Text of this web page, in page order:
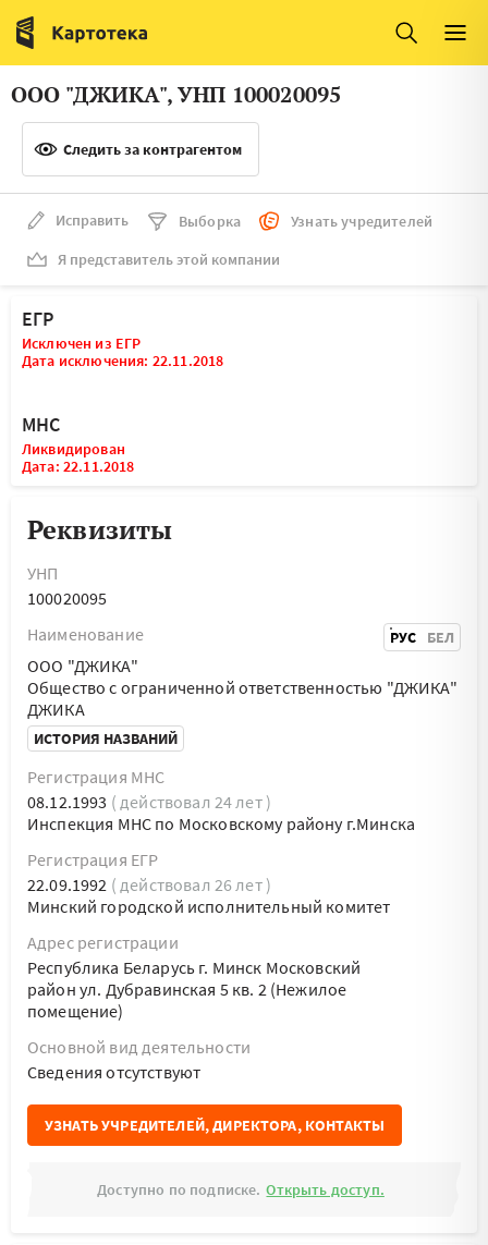
Италия
Люксембург
Литва
Нидерланды
ООО "ДЖИКА", УНП 100020095
Следить за контрагентом
Исправить Выборка
Узнать учредителей
Я представитель этой компании
ЕГР
Исключен из ЕГР
Дата исключения: 22.11.2018
МНС
Ликвидирован
Дата: 22.11.2018
Реквизиты
УНП
100020095
Наименование
РУС БЕЛ
ООО "ДЖИКА"
Общество с ограниченной ответственностью "ДЖИКА"
ДЖИКА
ИСТОРИЯ НАЗВАНИЙ
Регистрация МНС
08.12.1993 ( действовал 24 лет )
Инспекция МНС по Московскому району г.Минска
Регистрация ЕГР
22.09.1992 ( действовал 26 лет )
Минский городской исполнительный комитет
Адрес регистрации
Республика Беларусь г. Минск Московский
район ул. Дубравинская 5 кв. 2 (Нежилое
помещение)
Основной вид деятельности
Cведения отсутствуют
УЗНАТЬ УЧРЕДИТЕЛЕЙ, ДИРЕКТОРА, КОНТАКТЫ
Доступно по подписке. Открыть доступ.